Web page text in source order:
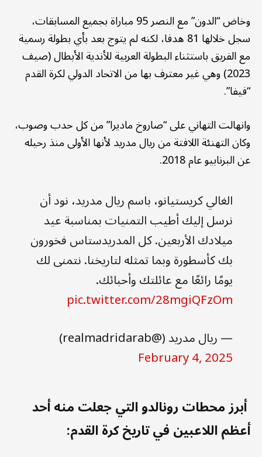
وخاض “الدون” مع النصر 95 مباراة بجميع المسابقات،
سجل خلالها 81 هدفا، لكنه لم يتوج بعد بأي بطولة رسمية
مع الفريق باستثناء البطولة العربية للأندية الأبطال (صيف
2023) وهي غير معترف بها من الاتحاد الدولي لكرة القدم
“فيفا”.
وانهالت التهاني على “صاروخ ماديرا” من كل حدب وصوب،
وكان التهنئة اللافتة من ريال مدريد لأنها الأولى منذ رحيله
عن البرنابيو عام 2018.
الغالي كريستيانو، باسم ريال مدريد، نود أن
نرسل إليك أطيب التمنيات بمناسبة عيد
ميلادك الأربعين. كل المدريدستاس فخورون
بك كأسطورة وبما تمثله لتاريخنا. نتمنى لك
يومًا رائعًا مع عائلتك وأحبائك.
pic.twitter.com/28mgiQFzOm
— ريال مدريد (@realmadridarab)
February 4, 2025
أبرز محطات رونالدو التي جعلت منه أحد
أعظم اللاعبين في تاريخ كرة القدم: